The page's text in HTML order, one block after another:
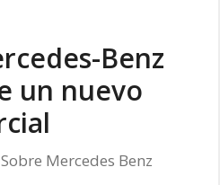
Benz
un nuevo
Mercedes Benz